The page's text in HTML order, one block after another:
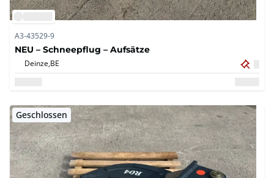
A3-43529-9
NEU – Schneepflug – Aufsätze
Deinze,BE
Geschlossen